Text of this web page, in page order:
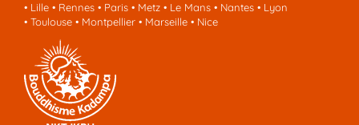
• Lille• Rennes• Paris• Metz• Le Mans• Nantes• Lyon
• Toulouse• Montpellier• Marseille• Nice